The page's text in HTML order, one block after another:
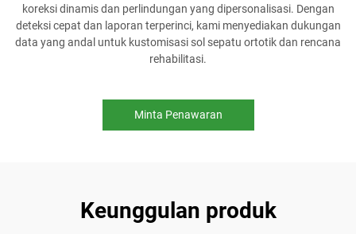
koreksi dinamis dan perlindungan yang dipersonalisasi. Dengan
deteksi cepat dan laporan terperinci, kami menyediakan dukungan
data yang andal untuk kustomisasi sol sepatu ortotik dan rencana
rehabilitasi.
Minta Penawaran
Keunggulan produk